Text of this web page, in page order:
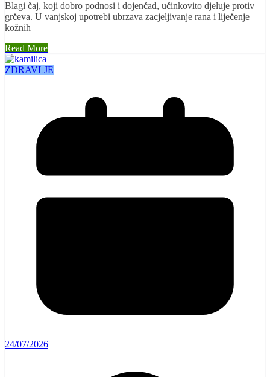
Blagi čaj, koji dobro podnosi i dojenčad, učinkovito djeluje protiv
grčeva. U vanjskoj upotrebi ubrzava zacjeljivanje rana i liječenje
kožnih
Read More
ZDRAVLJE
24/07/2026